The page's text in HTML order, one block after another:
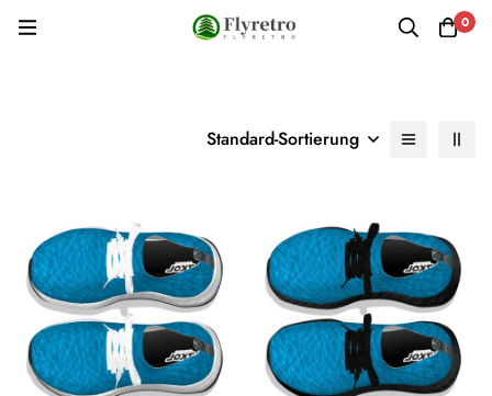
0
Standard-Sortierung